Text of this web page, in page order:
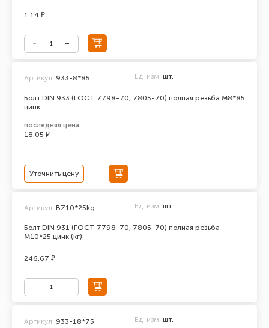
1.14 ₽
Болт DIN 933 (ГОСТ 7798-70, 7805-70) полная резьба М8*85
цинк
Артикул: 933-8*85 Ед. изм. шт.
последняя цена:
18.05 ₽
Уточнить цену
Болт DIN 931 (ГОСТ 7798-70, 7805-70) полная резьба
М10*25 цинк (кг)
Артикул: BZ10*25kg Ед. изм. шт.
246.67 ₽
Артикул: 933-18*75 Ед. изм. шт.